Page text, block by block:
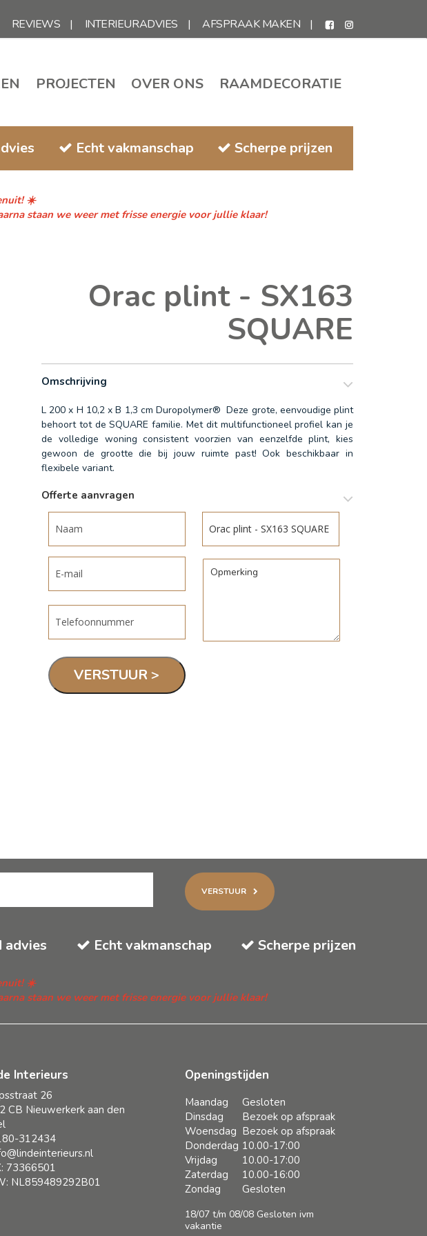
REVIEWS INTERIEURADVIES AFSPRAAK MAKEN
PROJECTEN OVER ONS RAAMDECORATIE
Echt vakmanschap Scherpe prijzen
☀️
staan we weer met frisse energie voor jullie klaar!
Orac plint - SX163
SQUARE
Omschrijving
L 200 x H 10,2 x B 1,3 cm Duropolymer® ‎ Deze grote, eenvoudige plint
behoort tot de SQUARE familie. Met dit multifunctioneel profiel kan je
de volledige woning consistent voorzien van eenzelfde plint, kies
gewoon de grootte die bij jouw ruimte past! Ook beschikbaar in
flexibele variant.
Offerte aanvragen
VERSTUUR
advies Echt vakmanschap Scherpe prijzen
☀️
staan we weer met frisse energie voor jullie klaar!
Interieurs
26
CB Nieuwerkerk aan den
312434
73366501
NL859489292B01
Openingstijden
Maandag
Gesloten
Dinsdag
Bezoek op afspraak
Woensdag Bezoek op afspraak
Donderdag 10.00-17:00
Vrijdag
10.00-17:00
Zaterdag
10.00-16:00
Zondag
Gesloten
18/07 t/m 08/08 Gesloten ivm
vakantie